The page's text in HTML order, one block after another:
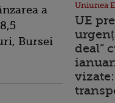
a
Bursei
Uniunea
UE
deal”